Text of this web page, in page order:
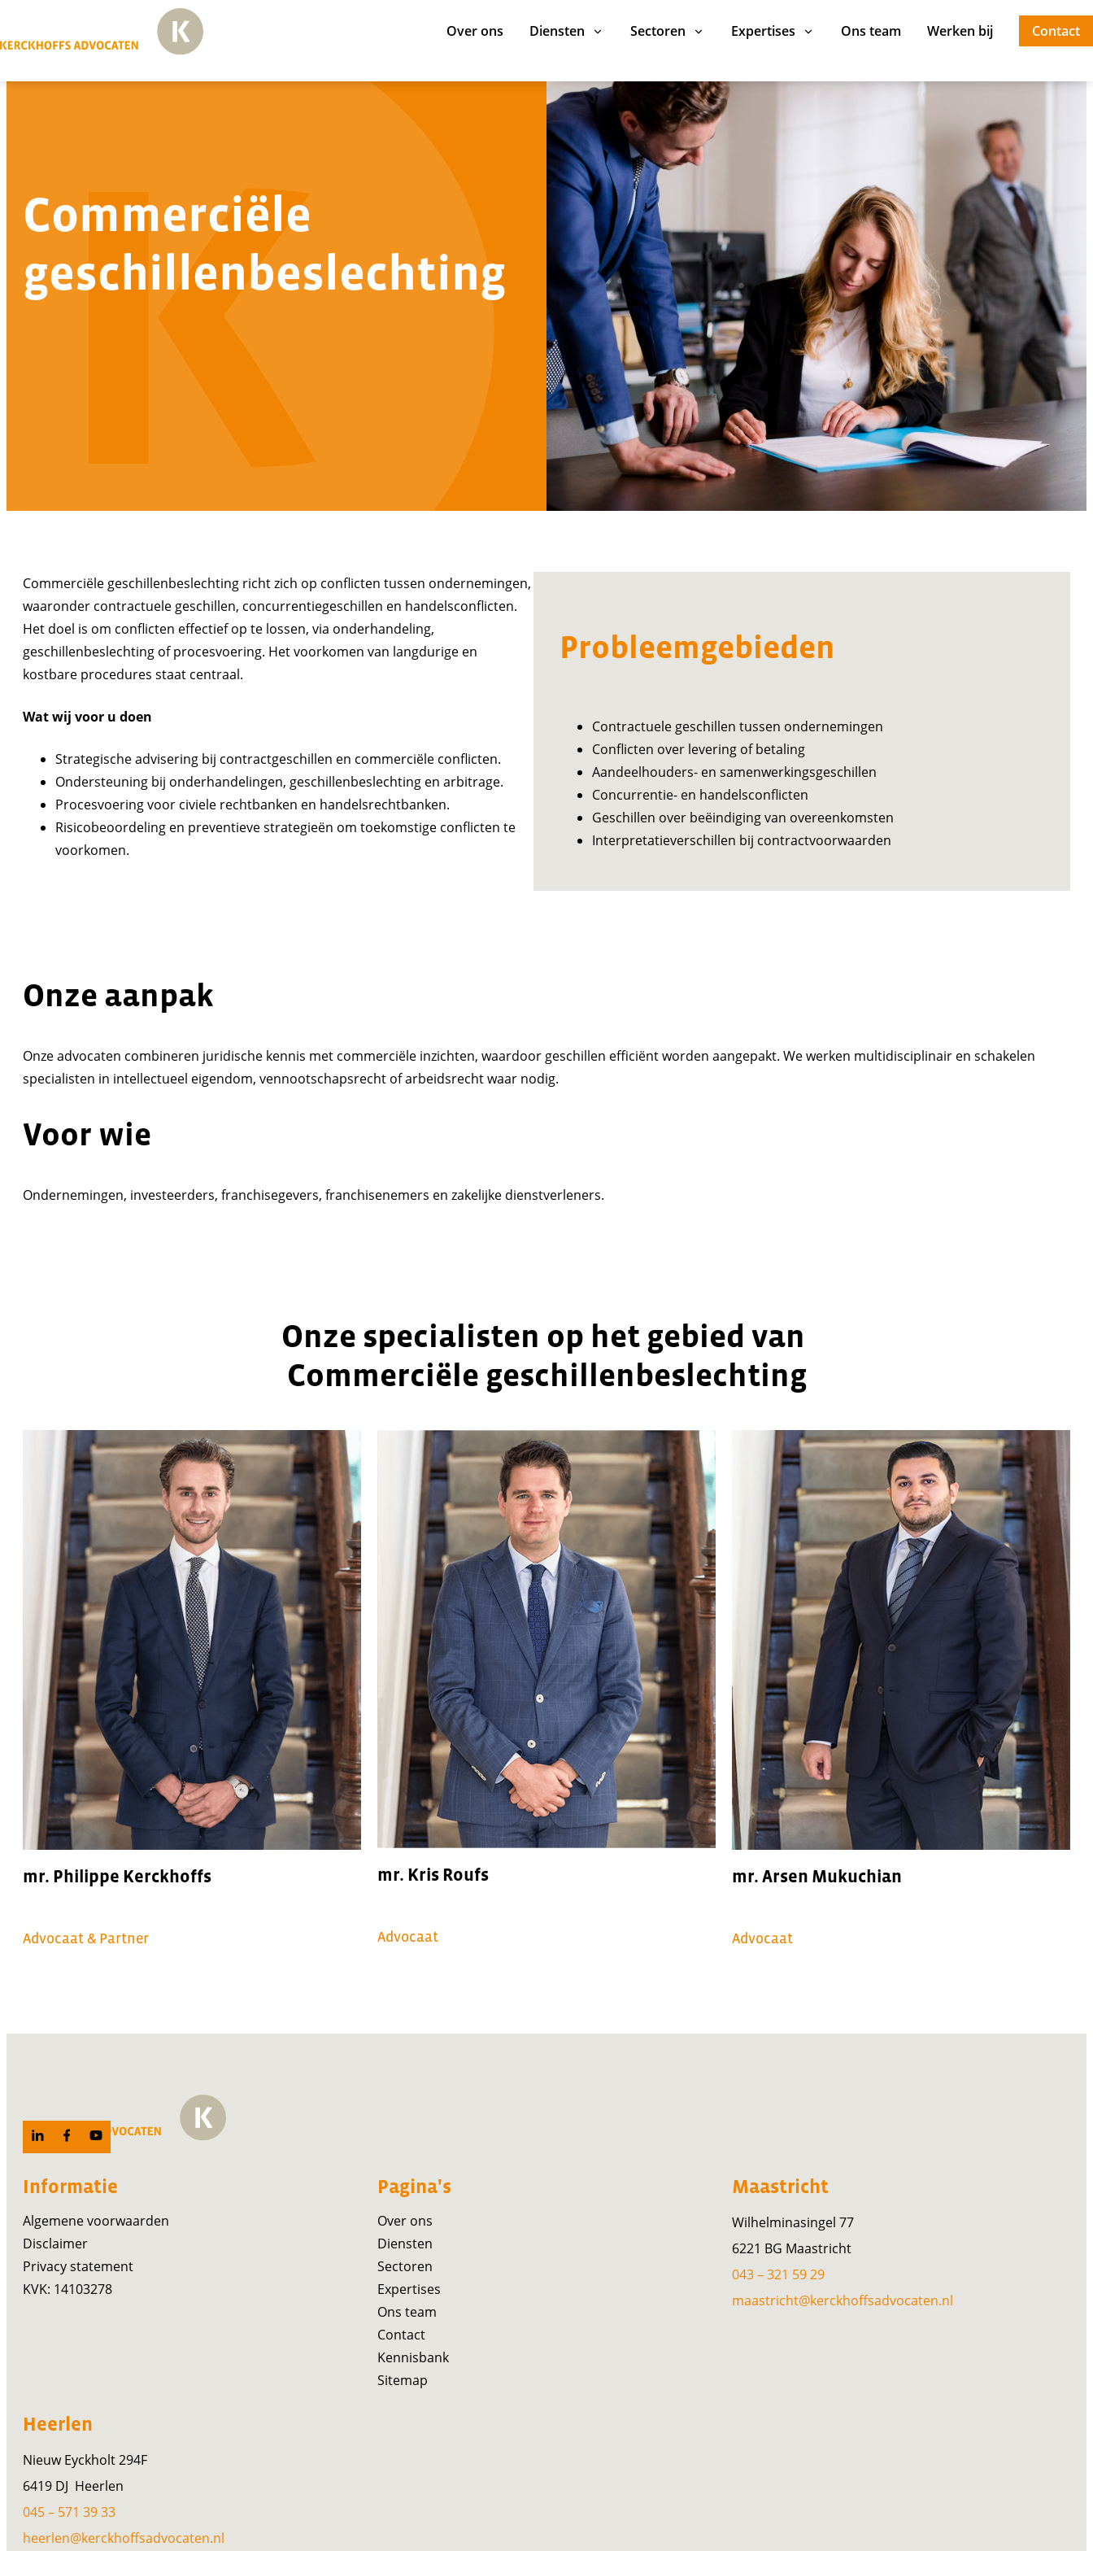
Over ons Diensten Sectoren Expertises Ons team Werken bij Contact
Commerciële
geschillenbeslechting
Commerciële geschillenbeslechting richt zich op conflicten tussen ondernemingen,
waaronder contractuele geschillen, concurrentiegeschillen en handelsconflicten.
Het doel is om conflicten effectief op te lossen, via onderhandeling,
geschillenbeslechting of procesvoering. Het voorkomen van langdurige en
kostbare procedures staat centraal.
Wat wij voor u doen
Strategische advisering bij contractgeschillen en commerciële conflicten.
Ondersteuning bij onderhandelingen, geschillenbeslechting en arbitrage.
Procesvoering voor civiele rechtbanken en handelsrechtbanken.
Risicobeoordeling en preventieve strategieën om toekomstige conflicten te
voorkomen.
Probleemgebieden
Contractuele geschillen tussen ondernemingen
Conflicten over levering of betaling
Aandeelhouders- en samenwerkingsgeschillen
Concurrentie- en handelsconflicten
Geschillen over beëindiging van overeenkomsten
Interpretatieverschillen bij contractvoorwaarden
Onze aanpak
Onze advocaten combineren juridische kennis met commerciële inzichten, waardoor geschillen efficiënt worden aangepakt. We werken multidisciplinair en schakelen
specialisten in intellectueel eigendom, vennootschapsrecht of arbeidsrecht waar nodig.
Voor wie
Ondernemingen, investeerders, franchisegevers, franchisenemers en zakelijke dienstverleners.
Onze specialisten op het gebied van
Commerciële geschillenbeslechting
mr. Philippe Kerckhoffs
Advocaat & Partner
mr. Kris Roufs
Advocaat
mr. Arsen Mukuchian
Advocaat
Informatie
Algemene voorwaarden
Disclaimer
Privacy statement
KVK: 14103278
Pagina's
Over ons
Diensten
Sectoren
Expertises
Ons team
Contact
Kennisbank
Sitemap
Maastricht
Wilhelminasingel 77
6221 BG Maastricht
043 – 321 59 29
maastricht@kerckhoffsadvocaten.nl
Heerlen
Nieuw Eyckholt 294F
6419 DJ Heerlen
045 – 571 39 33
heerlen@kerckhoffsadvocaten.nl